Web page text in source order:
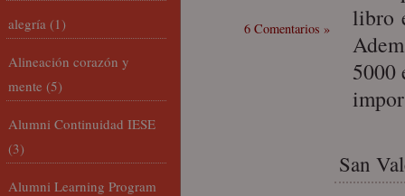
6 Comentarios »
libro
5000
San
alegría (1)
Alineación corazón y
mente (5)
Alumni Continuidad IESE
(3)
Alumni Learning Program